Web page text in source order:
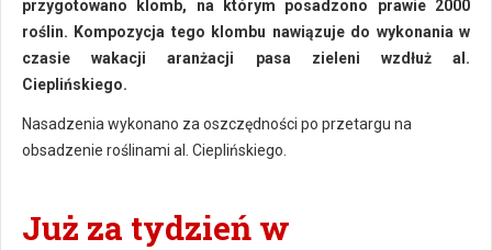
przygotowano klomb, na którym posadzono prawie 2000
roślin. Kompozycja tego klombu nawiązuje do wykonania w
czasie wakacji aranżacji pasa zieleni wzdłuż al.
Cieplińskiego.
Nasadzenia wykonano za oszczędności po przetargu na
obsadzenie roślinami al. Cieplińskiego.
Już za tydzień w